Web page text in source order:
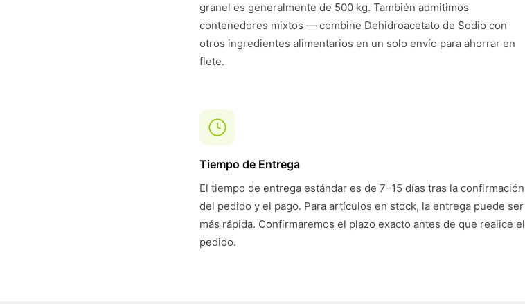
granel es generalmente de 500 kg. También admitimos
contenedores mixtos — combine Dehidroacetato de Sodio con
otros ingredientes alimentarios en un solo envío para ahorrar en
flete.
Tiempo de Entrega
El tiempo de entrega estándar es de 7–15 días tras la confirmación
del pedido y el pago. Para artículos en stock, la entrega puede ser
más rápida. Confirmaremos el plazo exacto antes de que realice el
pedido.